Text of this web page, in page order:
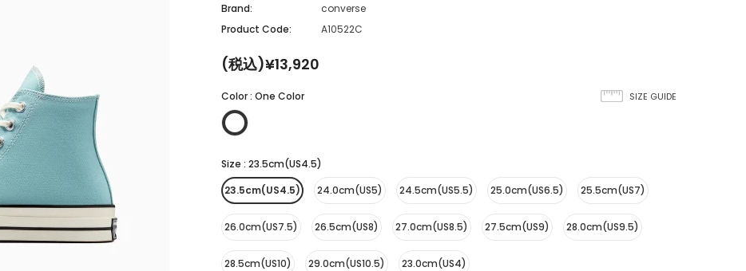
Brand:
converse
Product Code:
A10522C
(税込)¥13,920
SIZE GUIDE
Color: One Color
Size : 23.5cm(US4.5)
23.5cm(US4.5)
24.0cm(US5) 24.5cm(US5.5) 25.0cm(US6.5) 25.5cm(US7)
26.0cm(US7.5) 26.5cm(US8) 27.0cm(US8.5) 27.5cm(US9) 28.0cm(US9.5)
28.5cm(US10) 29.0cm(US10.5) 23.0cm(US4)